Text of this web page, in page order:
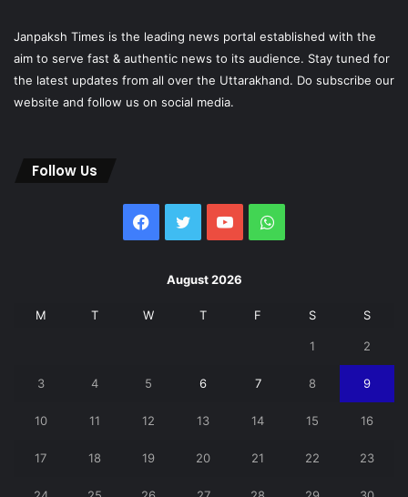
Janpaksh Times is the leading news portal established with the
aim to serve fast & authentic news to its audience. Stay tuned for
the latest updates from all over the Uttarakhand. Do subscribe our
website and follow us on social media.
Follow Us
Facebook
Twitter YouTubeWhatsApp
August 2026
M T W T F S S
1 2
3 4 5 6 7 8 9
10 11 12 13 14 15 16
17 18 19 20 21 22 23